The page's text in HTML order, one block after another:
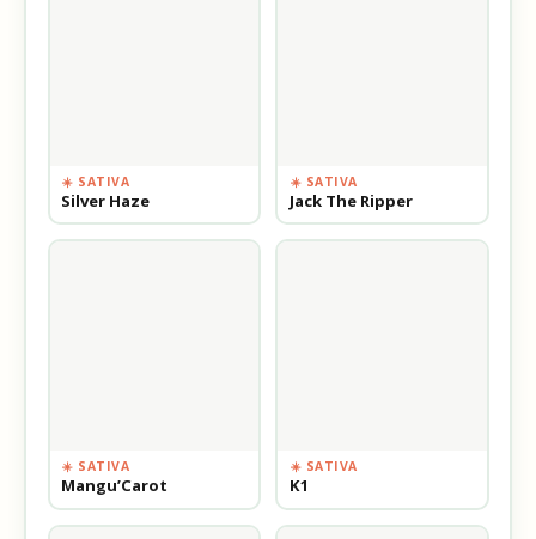
☀️ SATIVA
Silver Haze
☀️ SATIVA
Jack The Ripper
☀️ SATIVA
Mangu’Carot
☀️ SATIVA
K1